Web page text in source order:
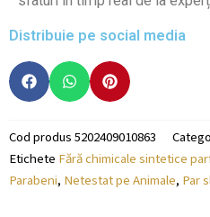
Distribuie pe social media
Cod produs5202409010863
Etichete Fără chimicale sintetice
Parabeni, Netestat pe Animale, Par